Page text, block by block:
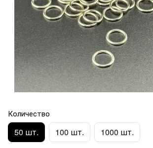
Количество
50 шт. 100 шт. 1000 шт.